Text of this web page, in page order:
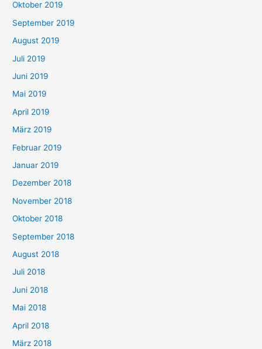
Oktober 2019
September 2019
August 2019
Juli 2019
Juni 2019
Mai 2019
April 2019
März 2019
Februar 2019
Januar 2019
Dezember 2018
November 2018
Oktober 2018
September 2018
August 2018
Juli 2018
Juni 2018
Mai 2018
April 2018
März 2018